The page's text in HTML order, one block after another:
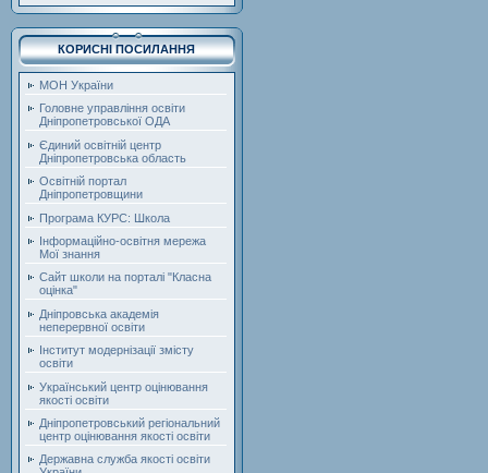
КОРИСНІ ПОСИЛАННЯ
МОН України
Головне управління освіти
Дніпропетровської ОДА
Єдиний освітній центр
Дніпропетровська область
Освітній портал
Дніпропетровщини
Програма КУРС: Школа
Інформаційно-освітня мережа
Мої знання
Сайт школи на порталі "Класна
оцінка"
Дніпровська академія
неперервної освіти
Інститут модернізації змісту
освіти
Український центр оцінювання
якості освіти
Дніпропетровський регіональний
центр оцінювання якості освіти
Державна служба якості освіти